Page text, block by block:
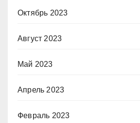
Октябрь 2023
Август 2023
Май 2023
Апрель 2023
Февраль 2023